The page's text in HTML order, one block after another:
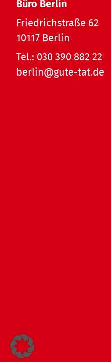
Büro Berlin
Friedrichstraße 62
10117 Berlin
Tel.: 030 390 882 22
berlin@gute-tat.de